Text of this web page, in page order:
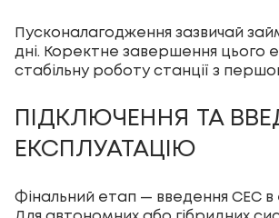
Пусконалагодження зазвичай
дні. Коректне завершення цього
стабільну роботу станції з
ПІДКЛЮЧЕННЯ ТА
ЕКСПЛУАТАЦІЮ
Фінальний етап — введення СЕС в